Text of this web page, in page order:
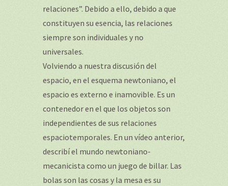
relaciones”. Debido a ello, debido a que
constituyen su esencia, las relaciones
siempre son individuales y no
universales.
Volviendo a nuestra discusión del
espacio, en el esquema newtoniano, el
espacio es externo e inamovible. Es un
contenedor en el que los objetos son
independientes de sus relaciones
espaciotemporales. En un vídeo anterior,
describí el mundo newtoniano-
mecanicista como un juego de billar. Las
bolas son las cosas y la mesa es su